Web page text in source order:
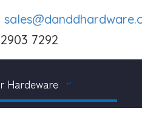
7292
Hardeware